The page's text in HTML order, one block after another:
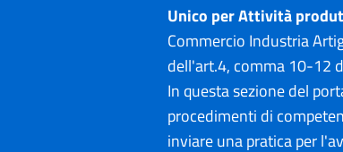
Unico per Attività
Commercio Industria
dell'art.4, comma 10-12
In questa sezione del
procedimenti di
inviare una pratica per